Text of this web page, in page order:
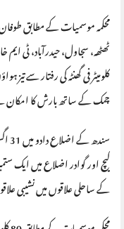
محکمہ موسمیات کے مطابق
کلومیٹر فی گھنٹہ کی رفتار
چمک کے ساتھ بارش کا
کیچ اور گوادر اضلاع میں ایک
کے ساحلی علاقوں میں نشیبی